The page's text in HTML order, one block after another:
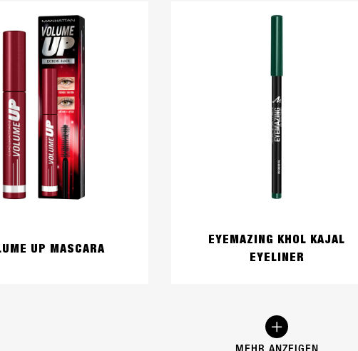
UP MASCARA
EYEMAZING KHOL KAJAL
EYELINER